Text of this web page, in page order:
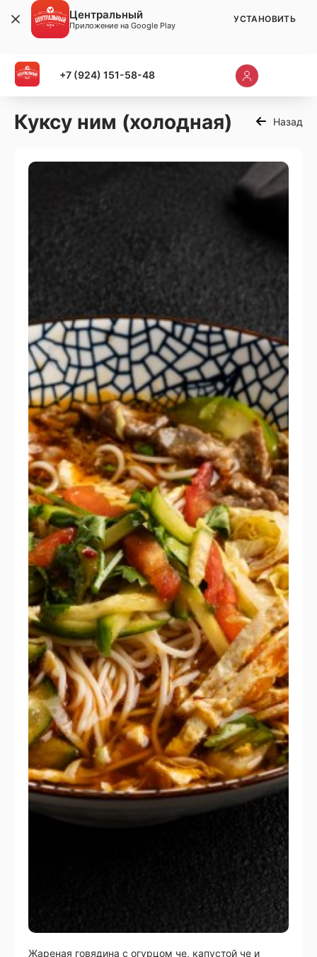
+7 (924) 151-58-48
Куксу ним (холодная) Назад
Жареная говядина с огурцом че, капустой че и
Центральный
Приложение на Google Play
УСТАНОВИТЬ